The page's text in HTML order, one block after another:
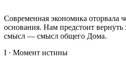
Современная экономика оторвала
основания. Нам предстоит вернуть
смысл — смысл общего Дома.
I · Момент истины